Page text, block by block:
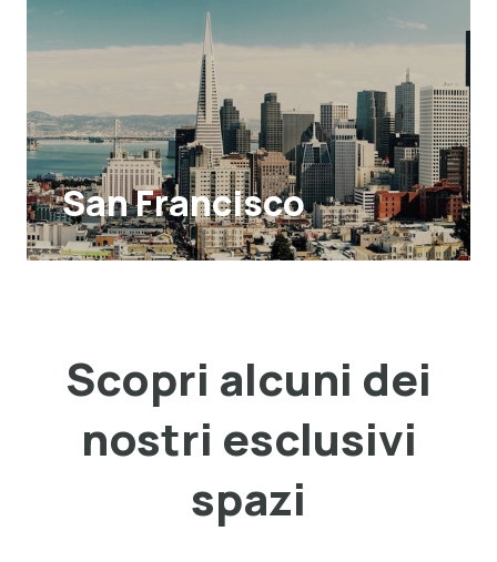
San Francisco
Scopri alcuni dei
nostri esclusivi
spazi